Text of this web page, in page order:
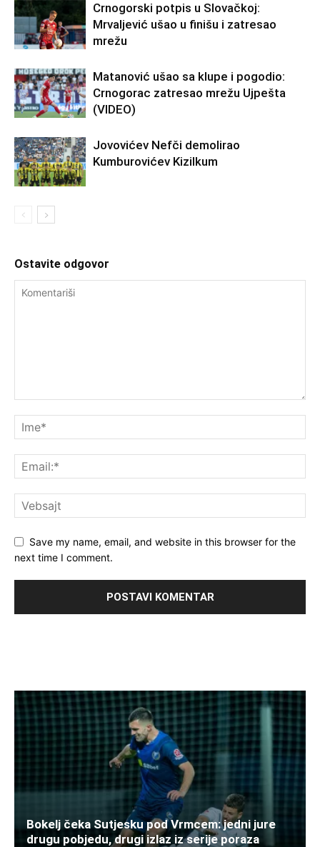
Crnogorski potpis u Slovačkoj:
Mrvaljević ušao u finišu i zatresao
mrežu
Matanović ušao sa klupe i pogodio:
Crnogorac zatresao mrežu Ujpešta
(VIDEO)
Jovovićev Nefči demolirao
Kumburovićev Kizilkum
Ostavite odgovor
Save my name, email, and website in this browser for the
next time I comment.
Bokelj čeka Sutjesku pod Vrmcem: jedni jure
drugu pobjedu, drugi izlaz iz serije poraza